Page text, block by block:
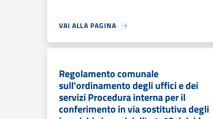
VAI ALLA PAGINA
Regolamento comunale
sull'ordinamento degli uffici e dei
servizi Procedura interna per il
conferimento in via sostitutiva degli